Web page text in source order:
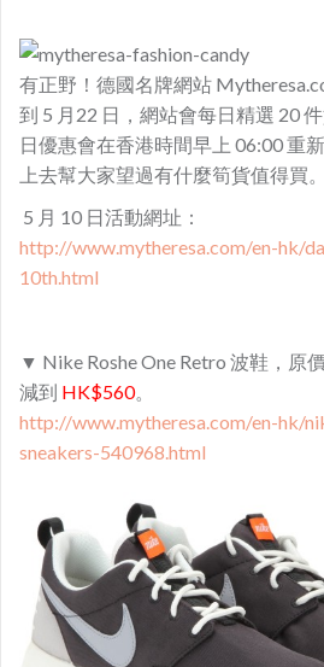
有正野！德國名牌網站
到 5 月22 日，網站會每日精選 20
日優惠會在香港時間早上 06:00 重
上去幫大家望過有什麼筍貨值得買。
5 月 10 日活動網址：
http://www.mytheresa.com/en-hk/
10th.html
▼ Nike Roshe One Retro 波鞋，原
減到 HK$560。
http://www.mytheresa.com/en-hk/
sneakers-540968.html​